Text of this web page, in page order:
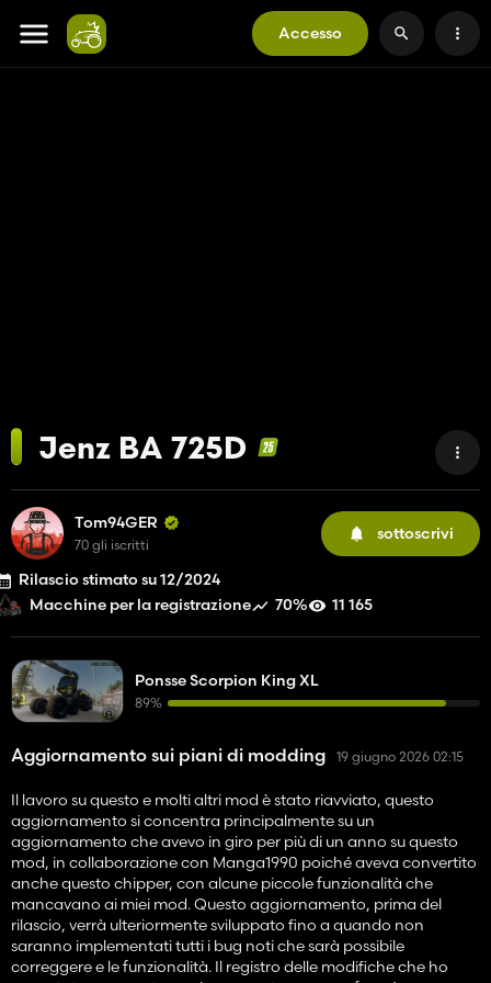
Accesso
Jenz BA 725D
Tom94GER
70 gli iscritti
sottoscrivi
Rilascio stimato su 12/2024
Macchine per la registrazione
70% 11 165
Aggiornamento sui piani di modding 19 giugno 2026 02:15
Il lavoro su questo e molti altri mod è stato riavviato, questo
aggiornamento si concentra principalmente su un
aggiornamento che avevo in giro per più di un anno su questo
mod, in collaborazione con Manga1990 poiché aveva convertito
anche questo chipper, con alcune piccole funzionalità che
mancavano ai miei mod. Questo aggiornamento, prima del
rilascio, verrà ulteriormente sviluppato fino a quando non
saranno implementati tutti i bug noti che sarà possibile
correggere e le funzionalità. Il registro delle modifiche che ho
Ponsse Scorpion King XL
89%